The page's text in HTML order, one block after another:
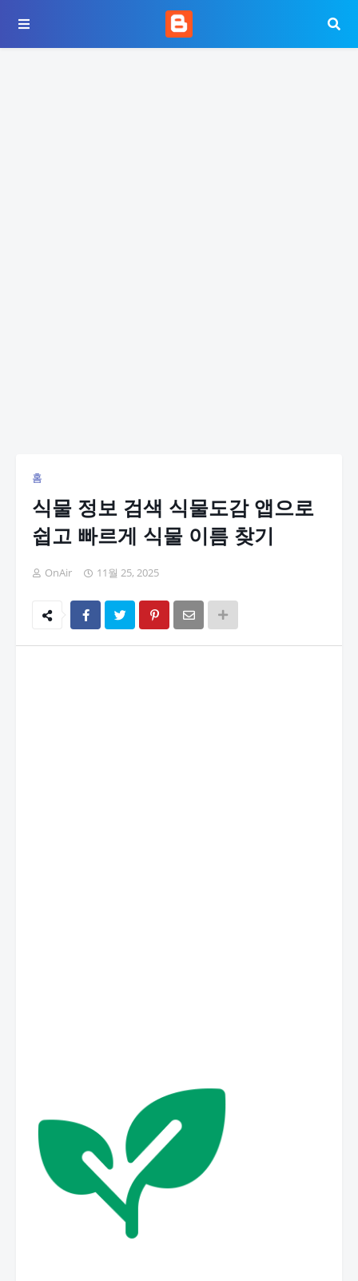
홈
식물 정보 검색 식물도감 앱으로
쉽고 빠르게 식물 이름 찾기
OnAir 11월 25, 2025